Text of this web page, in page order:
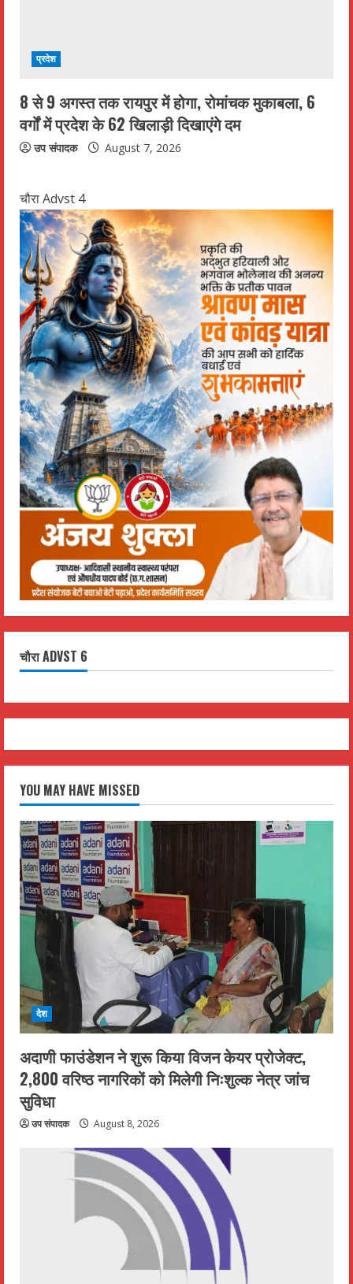
प्रदेश
8 से 9 अगस्त तक रायपुर में होगा, रोमांचक मुकाबला, 6
वर्गों में प्रदेश के 62 खिलाड़ी दिखाएंगे दम
उप संपादक August 7, 2026
चौरा Advst 4
चौरा ADVST 6
YOU MAY HAVE MISSED
देश
अदाणी फाउंडेशन ने शुरू किया विजन केयर प्रोजेक्ट,
2,800 वरिष्ठ नागरिकों को मिलेगी निःशुल्क नेत्र जांच
सुविधा
उप संपादक August 8, 2026